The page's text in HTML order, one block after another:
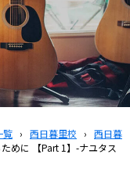
覧 › 西日暮里校 › 西日暮
めに 【Part 1】-ナユタス